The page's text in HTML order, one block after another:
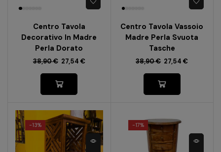
Centro Tavola
Decorativo In Madre
Perla Dorato
38,90€ 27,54 €
Centro Tavola Vassoio
Madre Perla Svuota
Tasche
38,90€ 27,54€
-13% -17%